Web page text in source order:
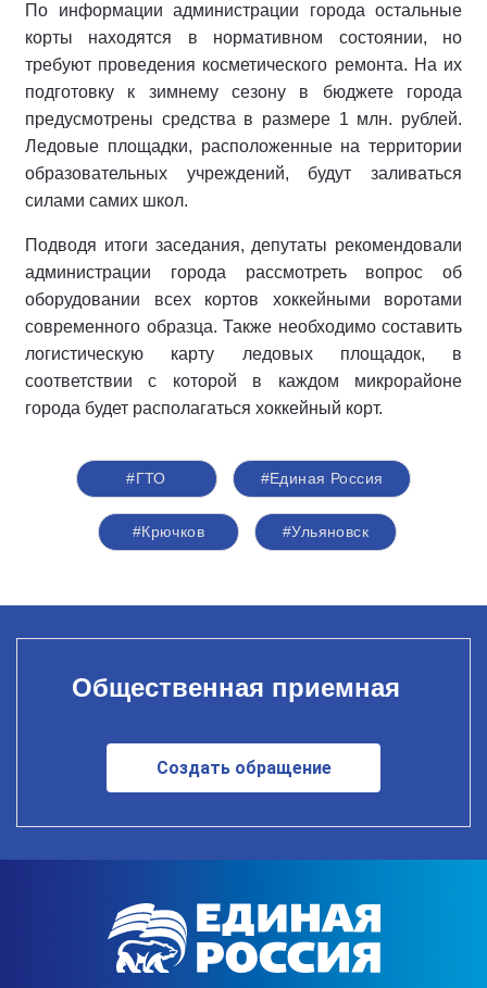
По информации администрации города остальные
корты находятся в нормативном состоянии, но
требуют проведения косметического ремонта. На их
подготовку к зимнему сезону в бюджете города
предусмотрены средства в размере 1 млн. рублей.
Ледовые площадки, расположенные на территории
образовательных учреждений, будут заливаться
силами самих школ.
Подводя итоги заседания, депутаты рекомендовали
администрации города рассмотреть вопрос об
оборудовании всех кортов хоккейными воротами
современного образца. Также необходимо составить
логистическую карту ледовых площадок, в
соответствии с которой в каждом микрорайоне
города будет располагаться хоккейный корт.
#ГТО #Единая Россия
#Крючков #Ульяновск
Общественная приемная
Создать обращение